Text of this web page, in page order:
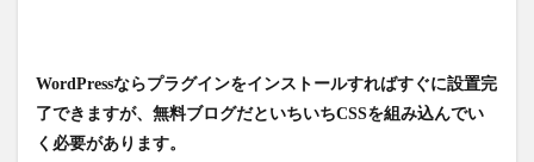
WordPressならプラグインをインストールすればすぐに設置完
了できますが、無料ブログだといちいちCSSを組み込んでい
く必要があります。